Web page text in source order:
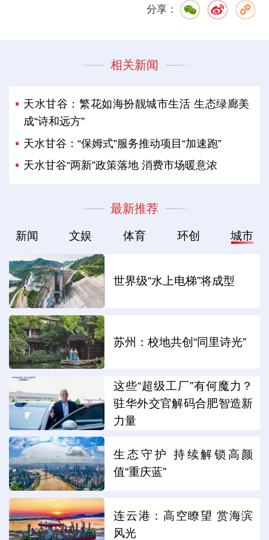
分享：
相关新闻
天水甘谷：繁花如海扮靓城市生活 生态绿廊美
成“诗和远方”
天水甘谷：“保姆式”服务推动项目“加速跑”
天水甘谷“两新”政策落地 消费市场暖意浓
最新推荐
新闻 文娱 体育 环创 城市
世界级“水上电梯”将成型
苏州：校地共创“同里诗光”
这些“超级工厂”有何魔力？
驻华外交官解码合肥智造新
力量
生态守护 持续解锁高颜
值“重庆蓝”
连云港：高空瞭望 赏海滨
风光